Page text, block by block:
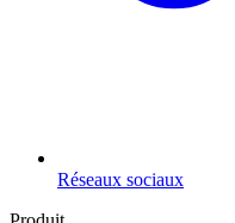
Réseaux sociaux